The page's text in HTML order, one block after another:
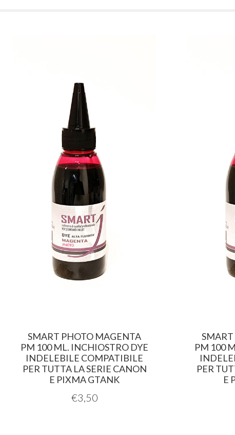
SMART PHOTO MAGENTA
PM 100 ML. INCHIOSTRO DYE
INDELEBILE COMPATIBILE
PER TUTTA LA SERIE CANON
E PIXMA GTANK
€3,50
PM 100
PER
E